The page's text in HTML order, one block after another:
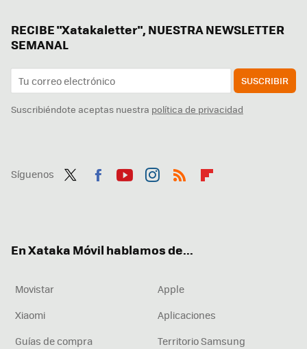
RECIBE "Xatakaletter", NUESTRA NEWSLETTER
SEMANAL
SUSCRIBIR
Suscribiéndote aceptas nuestra política de privacidad
Síguenos
En Xataka Móvil hablamos de...
Movistar
Apple
Xiaomi
Aplicaciones
Guías de compra
Territorio Samsung